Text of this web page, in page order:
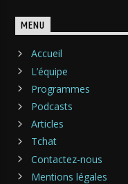
MENU
Accueil
L’équipe
Programmes
Podcasts
Articles
Tchat
Contactez-nous
Mentions légales